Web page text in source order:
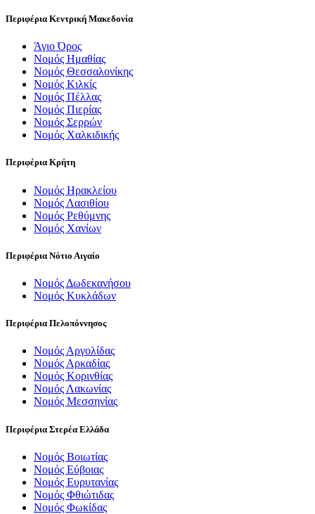
Περιφέρια Κεντρική Μακεδονία
Άγιο Όρος
Νομός Ημαθίας
Νομός Θεσσαλονίκης
Νομός Κιλκίς
Νομός Πέλλας
Νομός Πιερίας
Νομός Σερρών
Νομός Χαλκιδικής
Περιφέρια Κρήτη
Νομός Ηρακλείου
Νομός Λασιθίου
Νομός Ρεθύμνης
Νομός Χανίων
Περιφέρια Νότιο Αιγαίο
Νομός Δωδεκανήσου
Νομός Κυκλάδων
Περιφέρια Πελοπόννησος
Νομός Αργολίδας
Νομός Αρκαδίας
Νομός Κορινθίας
Νομός Λακωνίας
Νομός Μεσσηνίας
Περιφέρια Στερέα Ελλάδα
Νομός Βοιωτίας
Νομός Εύβοιας
Νομός Ευρυτανίας
Νομός Φθιώτιδας
Νομός Φωκίδας